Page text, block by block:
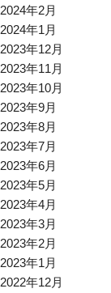
2024年2月
2024年1月
2023年12月
2023年11月
2023年10月
2023年9月
2023年8月
2023年7月
2023年6月
2023年5月
2023年4月
2023年3月
2023年2月
2023年1月
2022年12月